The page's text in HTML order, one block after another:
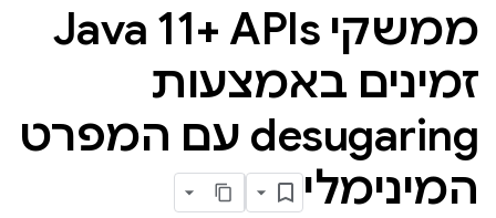
ממשקי Java 11+ APIs
זמינים באמצעות
desugaring עם המפרט
המינימלי